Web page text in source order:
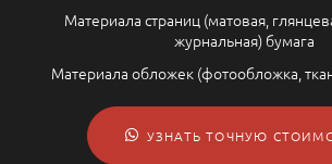
Материала страниц (матовая,
журнальная) бумага
Материала обложек (фотообложка,
УЗНАТЬ ТОЧНУЮ